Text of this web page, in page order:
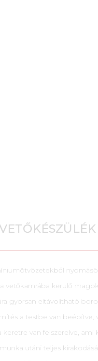
gyorsan eltávolítható
a testbe van beépítve,
keretre van felszerelve, ami
munka utáni teljes
átmérőjű vetőtárcsák,
forgótengelyének